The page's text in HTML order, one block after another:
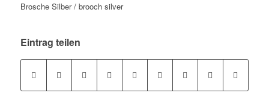
Brosche Silber / brooch silver
Eintrag teilen